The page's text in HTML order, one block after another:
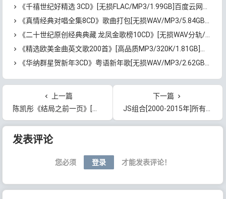
《千禧世纪好精选 3CD》[无损FLAC/MP3/1.99GB]百度云网盘下载
《真情经典对唱全集8CD》歌曲打包[无损WAV/MP3/5.84GB]百度云网盘下载
《二十世纪原创经典典藏 龙凤金歌榜10CD》[无损WAV分轨/MP3/6.24GB]百度云网盘下载
《精选欧美金曲英文歌200首》[高品质MP3/320K/1.81GB]百度云网盘下载
《华纳群星贺新年3CD》粤语新年歌[无损WAV/MP3/2.62GB]百度云网盘下载
上一篇
陈凯彤《结局之前一页》[无损FLAC/MP3/50MB]百度云网盘下载
下一篇
JS组合[2000-2015年]所有专辑歌曲合集[无损FLAC/MP3/4.2GB]百度云网盘下载
文章导航
发表评论
您必须 登录 才能发表评论！